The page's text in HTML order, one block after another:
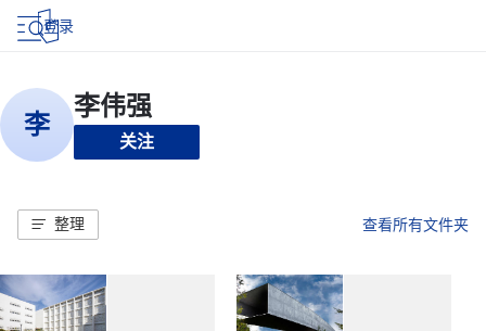
登录
关注
整理 查看所有文件夹